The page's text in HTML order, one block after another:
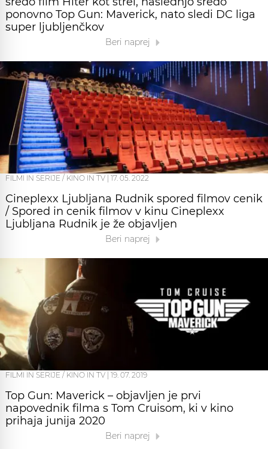
ponovno Top Gun: Maverick, nato sledi DC liga
super ljubljenčkov
Beri naprej
FILMI IN SERIJE / KINO IN TV 17. 05. 2022
Cineplexx Ljubljana Rudnik spored filmov cenik
/ Spored in cenik filmov v kinu Cineplexx
Ljubljana Rudnik je že objavljen
Beri naprej
FILMI IN SERIJE / KINO IN TV 19. 07. 2019
Top Gun: Maverick – objavljen je prvi
napovednik filma s Tom Cruisom, ki v kino
prihaja junija 2020
Beri naprej